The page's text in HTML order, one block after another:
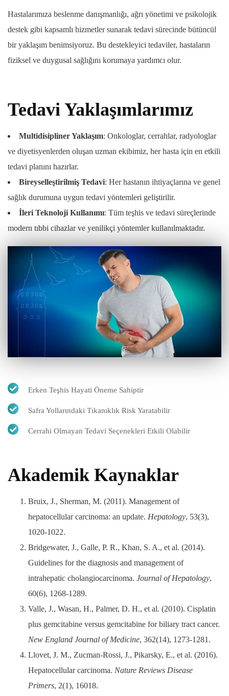
Hastalarımıza beslenme danışmanlığı, ağrı yönetimi ve psikolojik
destek gibi kapsamlı hizmetler sunarak tedavi sürecinde bütüncül
bir yaklaşım benimsiyoruz. Bu destekleyici tedaviler, hastaların
fiziksel ve duygusal sağlığını korumaya yardımcı olur.
Tedavi Yaklaşımlarımız
Multidisipliner Yaklaşım: Onkologlar, cerrahlar, radyologlar
ve diyetisyenlerden oluşan uzman ekibimiz, her hasta için en etkili
tedavi planını hazırlar.
Bireyselleştirilmiş Tedavi: Her hastanın ihtiyaçlarına ve genel
sağlık durumuna uygun tedavi yöntemleri geliştirilir.
İleri Teknoloji Kullanımı: Tüm teşhis ve tedavi süreçlerinde
modern tıbbi cihazlar ve yenilikçi yöntemler kullanılmaktadır.
Erken Teşhis Hayati Öneme Sahiptir
Safra Yollarındaki Tıkanıklık Risk Yaratabilir
Cerrahi Olmayan Tedavi Seçenekleri Etkili Olabilir
Akademik Kaynaklar
Bruix, J., Sherman, M. (2011). Management of
hepatocellular carcinoma: an update. Hepatology, 53(3),
1020-1022.
Bridgewater, J., Galle, P. R., Khan, S. A., et al. (2014).
Guidelines for the diagnosis and management of
intrahepatic cholangiocarcinoma. Journal of Hepatology,
60(6), 1268-1289.
Valle, J., Wasan, H., Palmer, D. H., et al. (2010). Cisplatin
plus gemcitabine versus gemcitabine for biliary tract cancer.
New England Journal of Medicine, 362(14), 1273-1281.
Llovet, J. M., Zucman-Rossi, J., Pikarsky, E., et al. (2016).
Hepatocellular carcinoma. Nature Reviews Disease
Primers, 2(1), 16018.